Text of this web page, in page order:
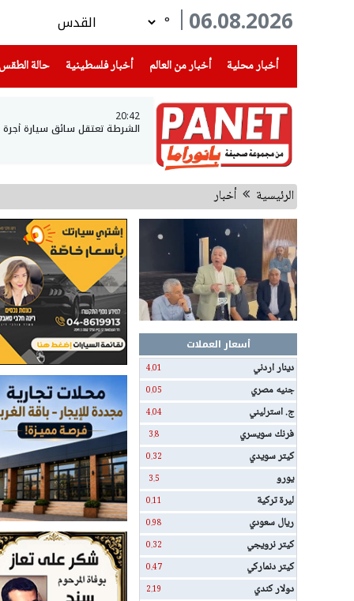
06.08.2026
°
أخبار محلية
(current) أخبار من العالم أخبار فلسطينية(current) حالة الطقس
20:42
الشرطة تعتقل سائق سيارة أجرة وتكتشف أنه
الرئيسية أخبار
أسعار العملات
دينار اردني
4.01
جنيه مصري 0.05
ج. استرليني 4.04
فرنك سويسري 3.8
كيتر سويدي 0.32
يورو 3.5
ليرة تركية 0.11
ريال سعودي 0.98
كيتر نرويجي 0.32
كيتر دنماركي 0.47
دولار كندي 2.19